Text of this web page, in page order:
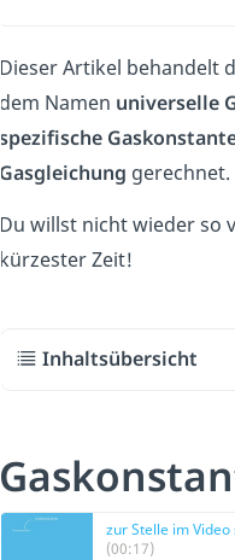
Dieser Artikel behandelt
dem Namen universelle
spezifische
Gasgleichung gerechnet.
Du willst nicht wieder so
kürzester Zeit!
Inhaltsübersicht
zur Stelle im
(00:17)